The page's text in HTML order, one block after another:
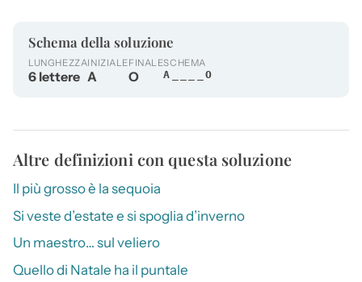
Schema della soluzione
LUNGHEZZA
6 lettere
INIZIALE
A
FINALE
O
SCHEMA
A____O
Altre definizioni con questa soluzione
Il più grosso è la sequoia
Si veste d’estate e si spoglia d’inverno
Un maestro… sul veliero
Quello di Natale ha il puntale